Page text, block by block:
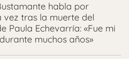
habla por
vez tras la muerte del
Paula Echevarría: «Fue mi
muchos años»